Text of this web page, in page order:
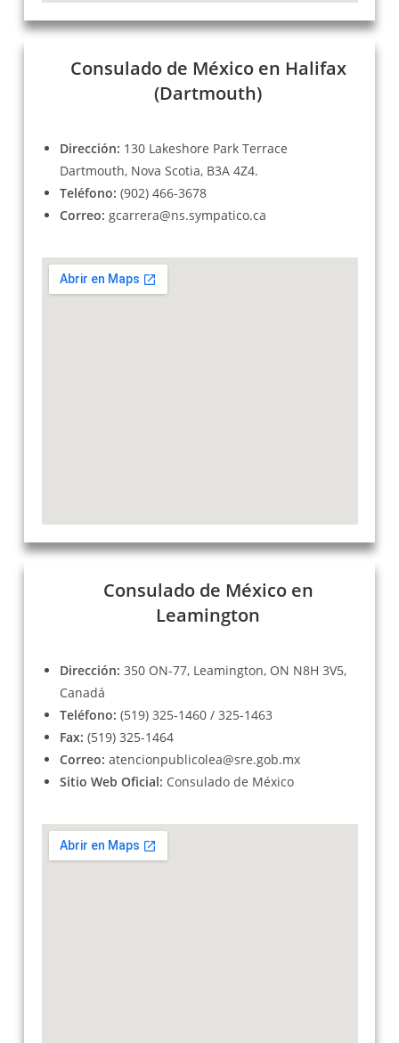
Consulado de México en Halifax
(Dartmouth)
Dirección: 130 Lakeshore Park Terrace
Dartmouth, Nova Scotia, B3A 4Z4.
Teléfono: (902) 466-3678
Correo: gcarrera@ns.sympatico.ca
Consulado de México en
Leamington
Dirección: 350 ON-77, Leamington, ON N8H 3V5,
Canadá
Teléfono: (519) 325-1460 / 325-1463
Fax: (519) 325-1464
Correo: atencionpublicolea@sre.gob.mx
Sitio Web Oficial: Consulado de México